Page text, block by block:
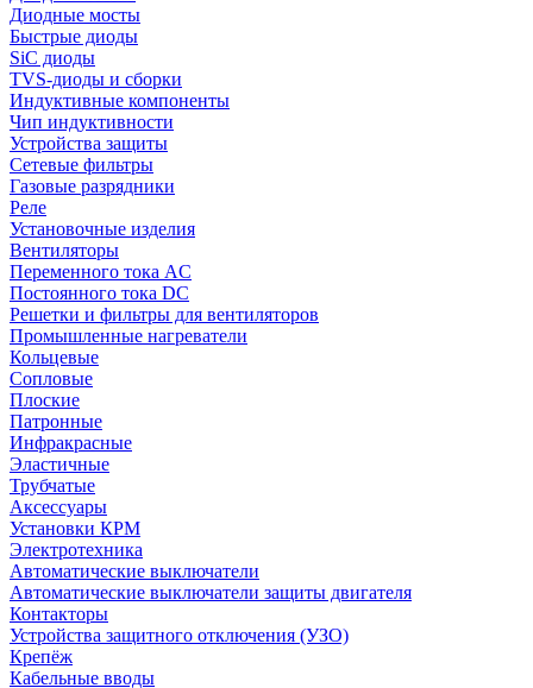
Диодные мосты
Быстрые диоды
SiC диоды
TVS-диоды и сборки
Индуктивные компоненты
Чип индуктивности
Устройства защиты
Сетевые фильтры
Газовые разрядники
Реле
Установочные изделия
Вентиляторы
Переменного тока AC
Постоянного тока DC
Решетки и фильтры для вентиляторов
Промышленные нагреватели
Кольцевые
Сопловые
Плоские
Патронные
Инфракрасные
Эластичные
Трубчатые
Аксессуары
Установки КРМ
Электротехника
Автоматические выключатели
Автоматические выключатели защиты двигателя
Контакторы
Устройства защитного отключения (УЗО)
Крепёж
Кабельные вводы